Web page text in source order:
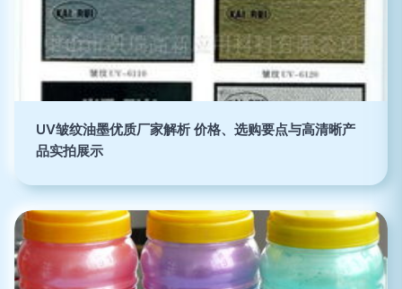
UV皱纹油墨优质厂家解析 价格、选购要点与高清晰产
品实拍展示